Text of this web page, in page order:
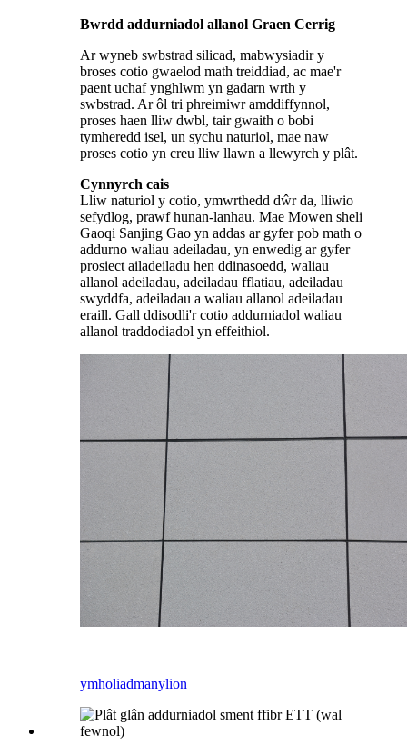
Bwrdd addurniadol allanol Graen Cerrig
Ar wyneb swbstrad silicad, mabwysiadir y
broses cotio gwaelod math treiddiad, ac mae'r
paent uchaf ynghlwm yn gadarn wrth y
swbstrad. Ar ôl tri phreimiwr amddiffynnol,
proses haen lliw dwbl, tair gwaith o bobi
tymheredd isel, un sychu naturiol, mae naw
proses cotio yn creu lliw llawn a llewyrch y plât.
Cynnyrch cais
Lliw naturiol y cotio, ymwrthedd dŵr da, lliwio
sefydlog, prawf hunan-lanhau. Mae Mowen sheli
Gaoqi Sanjing Gao yn addas ar gyfer pob math o
addurno waliau adeiladau, yn enwedig ar gyfer
prosiect ailadeiladu hen ddinasoedd, waliau
allanol adeiladau, adeiladau fflatiau, adeiladau
swyddfa, adeiladau a waliau allanol adeiladau
eraill. Gall ddisodli'r cotio addurniadol waliau
allanol traddodiadol yn effeithiol.
ymholiadmanylion